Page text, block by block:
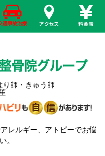
り師・きゅう師
レルギー、アトピーでお悩
。